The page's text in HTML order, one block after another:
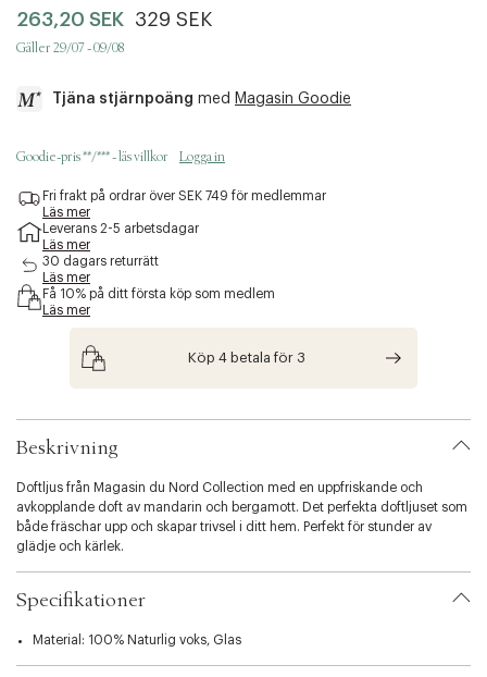
Länk
till
samma
263,20 SEK 329 SEK
Gäller 29/07 - 09/08
Tjäna stjärnpoäng med Magasin Goodie
c
e
s
s
b
i
v
a
i
t
o
n
.
e
Goodie-pris **/*** - läs villkor Logga in
Fri frakt på ordrar över SEK 749 för medlemmar
Läs mer
Leverans 2-5 arbetsdagar
Läs mer
30 dagars returrätt
Läs mer
Få 10% på ditt första köp som medlem
Läs mer
Köp 4 betala för 3
Beskrivning
Doftljus från Magasin du Nord Collection med en uppfriskande och
avkopplande doft av mandarin och bergamott. Det perfekta doftljuset som
både fräschar upp och skapar trivsel i ditt hem. Perfekt för stunder av
glädje och kärlek.
Specifikationer
Material: 100% Naturlig voks, Glas